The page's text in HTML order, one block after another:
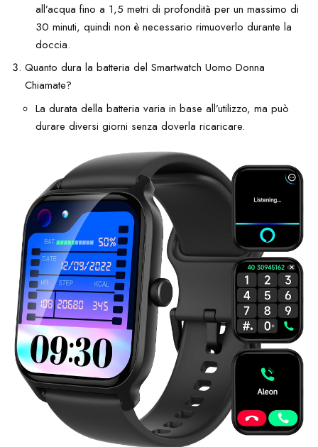
all’acqua fino a 1,5 metri di profondità per un massimo di
30 minuti, quindi non è necessario rimuoverlo durante la
doccia.
Quanto dura la batteria del Smartwatch Uomo Donna
Chiamate?
La durata della batteria varia in base all’utilizzo, ma può
durare diversi giorni senza doverla ricaricare.